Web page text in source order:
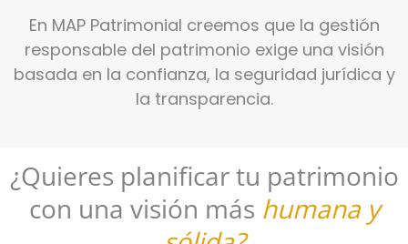
En MAP Patrimonial creemos que la gestión
responsable del patrimonio exige una visión
basada en la confianza, la seguridad jurídica y
la transparencia.
¿Quieres planificar tu patrimonio
con una visión más humana y